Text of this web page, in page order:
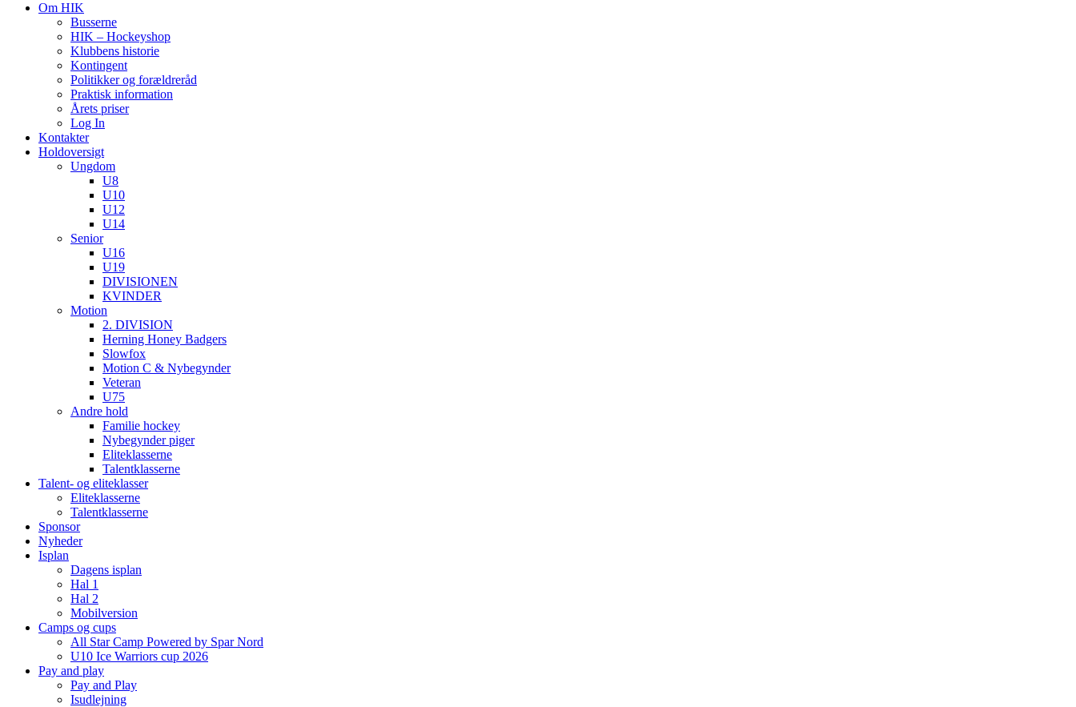
Om HIK
Busserne
HIK – Hockeyshop
Klubbens historie
Kontingent
Politikker og forældreråd
Praktisk information
Årets priser
Log In
Kontakter
Holdoversigt
Ungdom
U8
U10
U12
U14
Senior
U16
U19
DIVISIONEN
KVINDER
Motion
2. DIVISION
Herning Honey Badgers
Slowfox
Motion C & Nybegynder
Veteran
U75
Andre hold
Familie hockey
Nybegynder piger
Eliteklasserne
Talentklasserne
Talent- og eliteklasser
Eliteklasserne
Talentklasserne
Sponsor
Nyheder
Isplan
Dagens isplan
Hal 1
Hal 2
Mobilversion
Camps og cups
All Star Camp Powered by Spar Nord
U10 Ice Warriors cup 2026
Pay and play
Pay and Play
Isudlejning